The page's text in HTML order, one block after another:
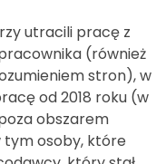
utracili pracę z
(również
stron), w
od 2018 roku (w
obszarem
tym osoby, które